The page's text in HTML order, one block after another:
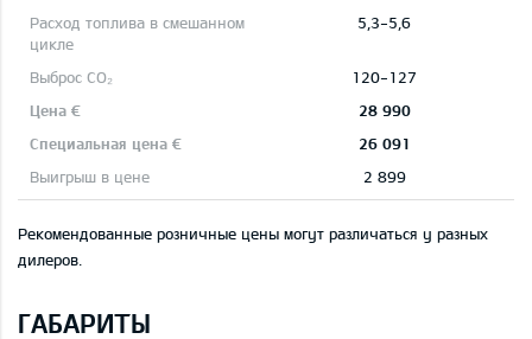
5,3-5,6
120-127
28 990
26 091
2 899
Рекомендованные розничные цены могут различаться у разных
дилеров.
ГАБАРИТЫ